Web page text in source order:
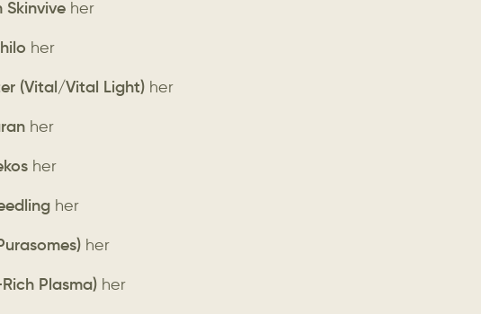
Skinvive her
her
(Vital/Vital Light)her
her
her
her
her
Plasma) her